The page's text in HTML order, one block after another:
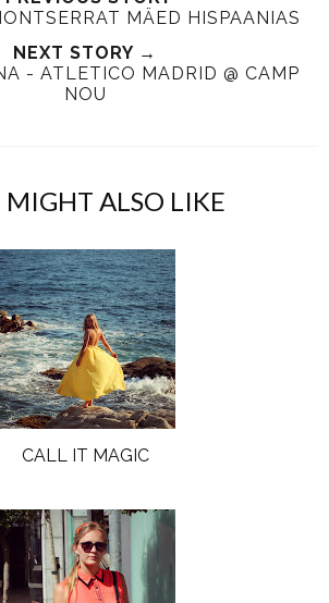
MÄED HISPAANIAS
NEXT STORY →
- ATLETICO MADRID @ CAMP
NOU
MIGHT ALSO LIKE
CALL IT MAGIC